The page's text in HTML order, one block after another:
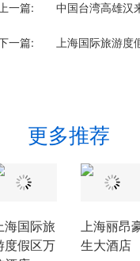
上一篇: 中国台湾高雄汉
一篇: 上海国际旅游度
更多推荐
海国际旅
度假区万
上海丽昂
生大酒店